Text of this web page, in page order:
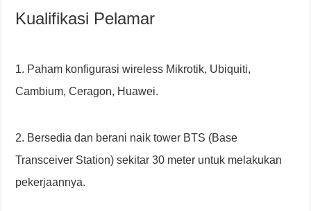
Kualifikasi Pelamar
1. Paham konfigurasi wireless Mikrotik, Ubiquiti,
Cambium, Ceragon, Huawei.
2. Bersedia dan berani naik tower BTS (Base
Transceiver Station) sekitar 30 meter untuk melakukan
pekerjaannya.